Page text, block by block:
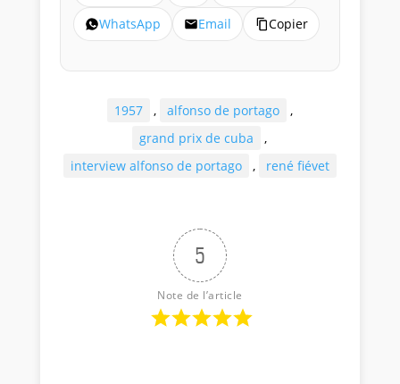
WhatsApp
Email Copier
1957 , alfonso de portago
,
grand prix de cuba
,
interview alfonso de portago
, rené fiévet
5
Note de l’article